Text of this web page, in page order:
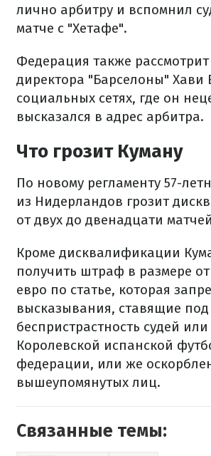
лично арбитру и вспомнил
матче с "Хетафе".
Федерация также
директора "Барселоны"
социальных сетях, где он
высказался в адрес арбитра.
Что грозит Куману
По новому регламенту 57-
из Нидерландов грозит
от двух до двенадцати
Кроме дисквалификации
получить штраф в размере от
евро по статье, которая
высказывания, ставящие
беспристрастность судей
Королевской испанской
федерации, или же
вышеупомянутых лиц.
Связанные темы: